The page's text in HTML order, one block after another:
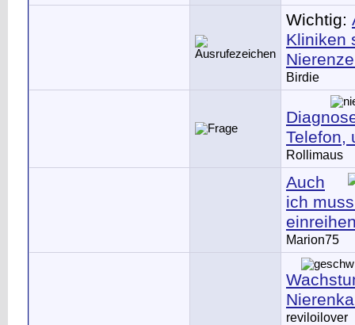
Wichtig:
Kliniken
Birdie
Telefon,
Rollimaus
Auch
ich
Marion75
reviloilover